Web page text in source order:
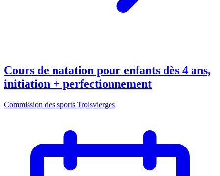
Cours de natation pour enfants dès 4 ans,
initiation + perfectionnement
Commission des sports Troisvierges